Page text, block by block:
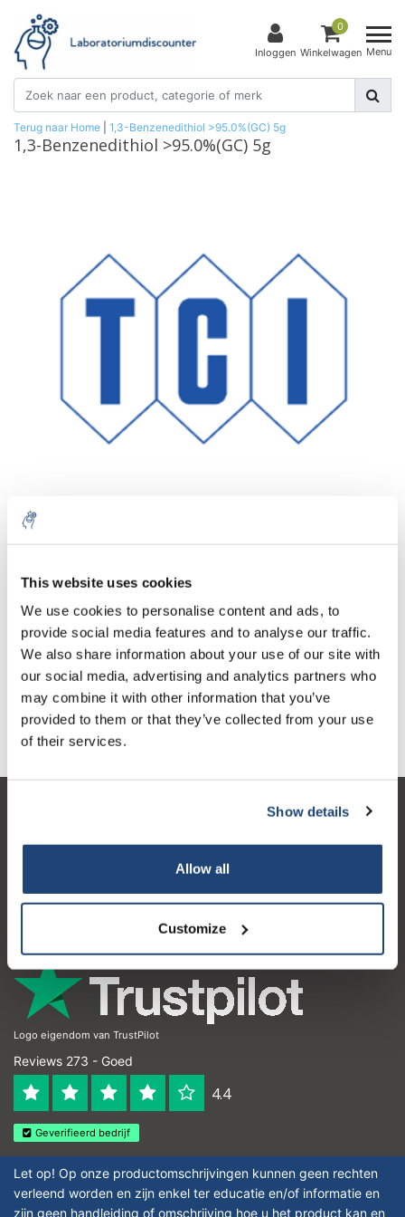
This website uses cookies
We use cookies to personalise content and ads, to
provide social media features and to analyse our traffic.
We also share information about your use of our site with
our social media, advertising and analytics partners who
may combine it with other information that you’ve
provided to them or that they’ve collected from your use
of their services.
Show details
Allow all
Customize
Inloggen
0
Winkelwagen Menu
Terug naar Home 1,3-Benzenedithiol >95.0%(GC) 5g
1,3-Benzenedithiol >95.0%(GC) 5g
1 Stuk Excl. btw
€696,22
Incl. btw
Toevoegen aan winkelwagen
Informatie
Contactgegevens
Logo eigendom van TrustPilot
Reviews 273 - Goed
4.4
Geverifieerd bedrijf
Let op! Op onze productomschrijvingen kunnen geen rechten
verleend worden en zijn enkel ter educatie en/of informatie en
zijn geen handleiding of omschrijving hoe u het product kan en